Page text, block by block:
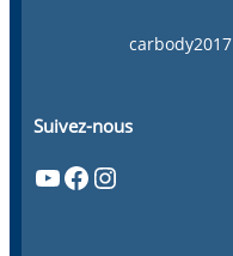
carbody2017
Suivez-nous
YouTube Facebook Instagram